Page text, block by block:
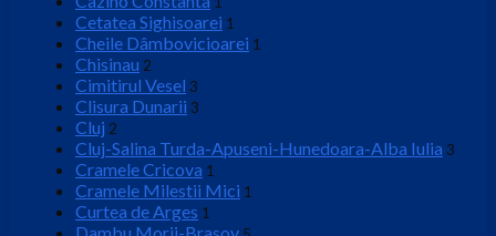
Cetatea Sighisoarei 1
Cheile Dâmbovicioarei 1
Chisinau 2
Cimitirul Vesel 3
Clisura Dunarii 3
Cluj 2
Cluj-Salina Turda-Apuseni-Hunedoara-Alba Iulia 3
Cramele Cricova 1
Cramele Milestii Mici 1
Curtea de Arges 1